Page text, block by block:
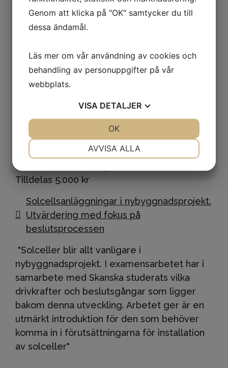
"Fjärrvärmebranschen diskuterar att
utveckla en ny generation fjärrvärme med
Examensarbetet är en grundlig kartläggning
av förutsättningarna för att sänka
värmesystemens temperaturer i befintliga
Hederspris
Emil Carlsson, Johnny Chamat, CTH –
Tilldelas 5.000 kr
Solcellsanläggningar i nybyggnadsprojekt.
Utvärdering med fokus på
beslutsprocessen
"Solceller blir allt vanligare i
nybyggnadsprojekt. I examensarbetet har i
samarbete med Skanska studerats vilka
drivkrafter och beslutsgångar som ligger
bakom denna utveckling. Arbetet ger är en
utmärkt introduktion för den som behöver
komma in i förutsättningarna för installation
av solceller"
Genom att klicka på "OK" samtycker du till
dessa ändamål.
Läs mer om vår användning av cookies och
behandling av personuppgifter på vår
webbplats.
VISA DETALJER
MARKNADSFÖRING
AVVISA ALLA
OK